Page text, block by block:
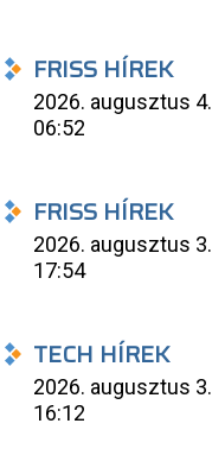
FRISS HÍREK
2026. augusztus 4.
06:52
FRISS HÍREK
2026. augusztus 3.
17:54
TECH HÍREK
2026. augusztus 3.
16:12